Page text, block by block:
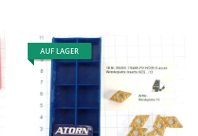
AUF LAGER